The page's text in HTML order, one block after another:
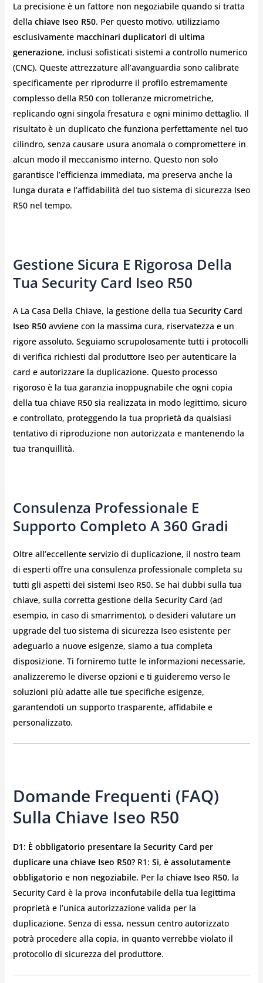
La precisione è un fattore non negoziabile quando si tratta
della chiave Iseo R50. Per questo motivo, utilizziamo
esclusivamente macchinari duplicatori di ultima
generazione, inclusi sofisticati sistemi a controllo numerico
(CNC). Queste attrezzature all’avanguardia sono calibrate
specificamente per riprodurre il profilo estremamente
complesso della R50 con tolleranze micrometriche,
replicando ogni singola fresatura e ogni minimo dettaglio. Il
risultato è un duplicato che funziona perfettamente nel tuo
cilindro, senza causare usura anomala o compromettere in
alcun modo il meccanismo interno. Questo non solo
garantisce l’efficienza immediata, ma preserva anche la
lunga durata e l’affidabilità del tuo sistema di sicurezza Iseo
R50 nel tempo.
Gestione Sicura E Rigorosa Della
Tua Security Card Iseo R50
A La Casa Della Chiave, la gestione della tua Security Card
Iseo R50avviene con la massima cura, riservatezza e un
rigore assoluto. Seguiamo scrupolosamente tutti i protocolli
di verifica richiesti dal produttore Iseo per autenticare la
card e autorizzare la duplicazione. Questo processo
rigoroso è la tua garanzia inoppugnabile che ogni copia
della tua chiave R50 sia realizzata in modo legittimo, sicuro
e controllato, proteggendo la tua proprietà da qualsiasi
tentativo di riproduzione non autorizzata e mantenendo la
tua tranquillità.
Consulenza Professionale E
Supporto Completo A 360 Gradi
Oltre all’eccellente servizio di duplicazione, il nostro team
di esperti offre una consulenza professionale completa su
tutti gli aspetti dei sistemi Iseo R50. Se hai dubbi sulla tua
chiave, sulla corretta gestione della Security Card (ad
esempio, in caso di smarrimento), o desideri valutare un
upgrade del tuo sistema di sicurezza Iseo esistente per
adeguarlo a nuove esigenze, siamo a tua completa
disposizione. Ti forniremo tutte le informazioni necessarie,
analizzeremo le diverse opzioni e ti guideremo verso le
soluzioni più adatte alle tue specifiche esigenze,
garantendoti un supporto trasparente, affidabile e
personalizzato.
Domande Frequenti (FAQ)
Sulla Chiave Iseo R50
D1: È obbligatorio presentare la Security Card per
duplicare una chiave Iseo R50?R1: Sì, è assolutamente
obbligatorio e non negoziabile. Per la chiave Iseo R50, la
Security Card è la prova inconfutabile della tua legittima
proprietà e l’unica autorizzazione valida per la
duplicazione. Senza di essa, nessun centro autorizzato
potrà procedere alla copia, in quanto verrebbe violato il
protocollo di sicurezza del produttore.